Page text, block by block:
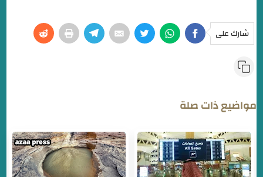
شارك على
مواضيع ذات صلة